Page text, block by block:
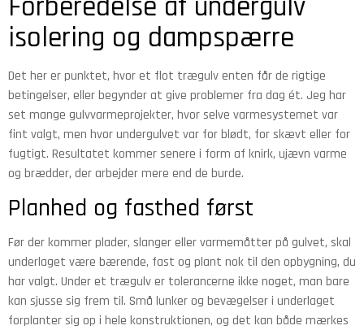
isolering og dampspærre
Det her er punktet, hvor et flot trægulv enten får de rigtige
betingelser, eller begynder at give problemer fra dag ét. Jeg har
set mange gulvvarmeprojekter, hvor selve varmesystemet var
fint valgt, men hvor undergulvet var for blødt, for skævt eller for
fugtigt. Resultatet kommer senere i form af knirk, ujævn varme
og brædder, der arbejder mere end de burde.
Planhed og fasthed først
Før der kommer plader, slanger eller varmemåtter på gulvet, skal
underlaget være bærende, fast og plant nok til den opbygning, du
har valgt. Under et trægulv er tolerancerne ikke noget, man bare
kan sjusse sig frem til. Små lunker og bevægelser i underlaget
forplanter sig op i hele konstruktionen, og det kan både mærkes